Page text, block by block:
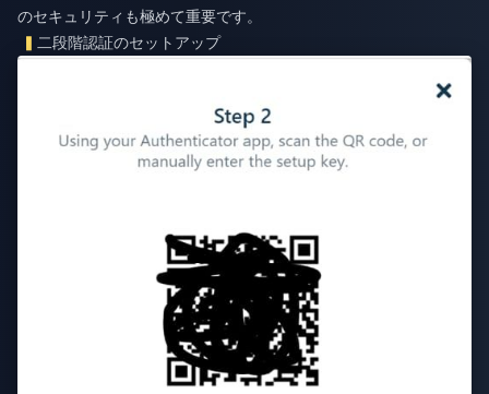
のセキュリティも極めて重要です。
二段階認証のセットアップ